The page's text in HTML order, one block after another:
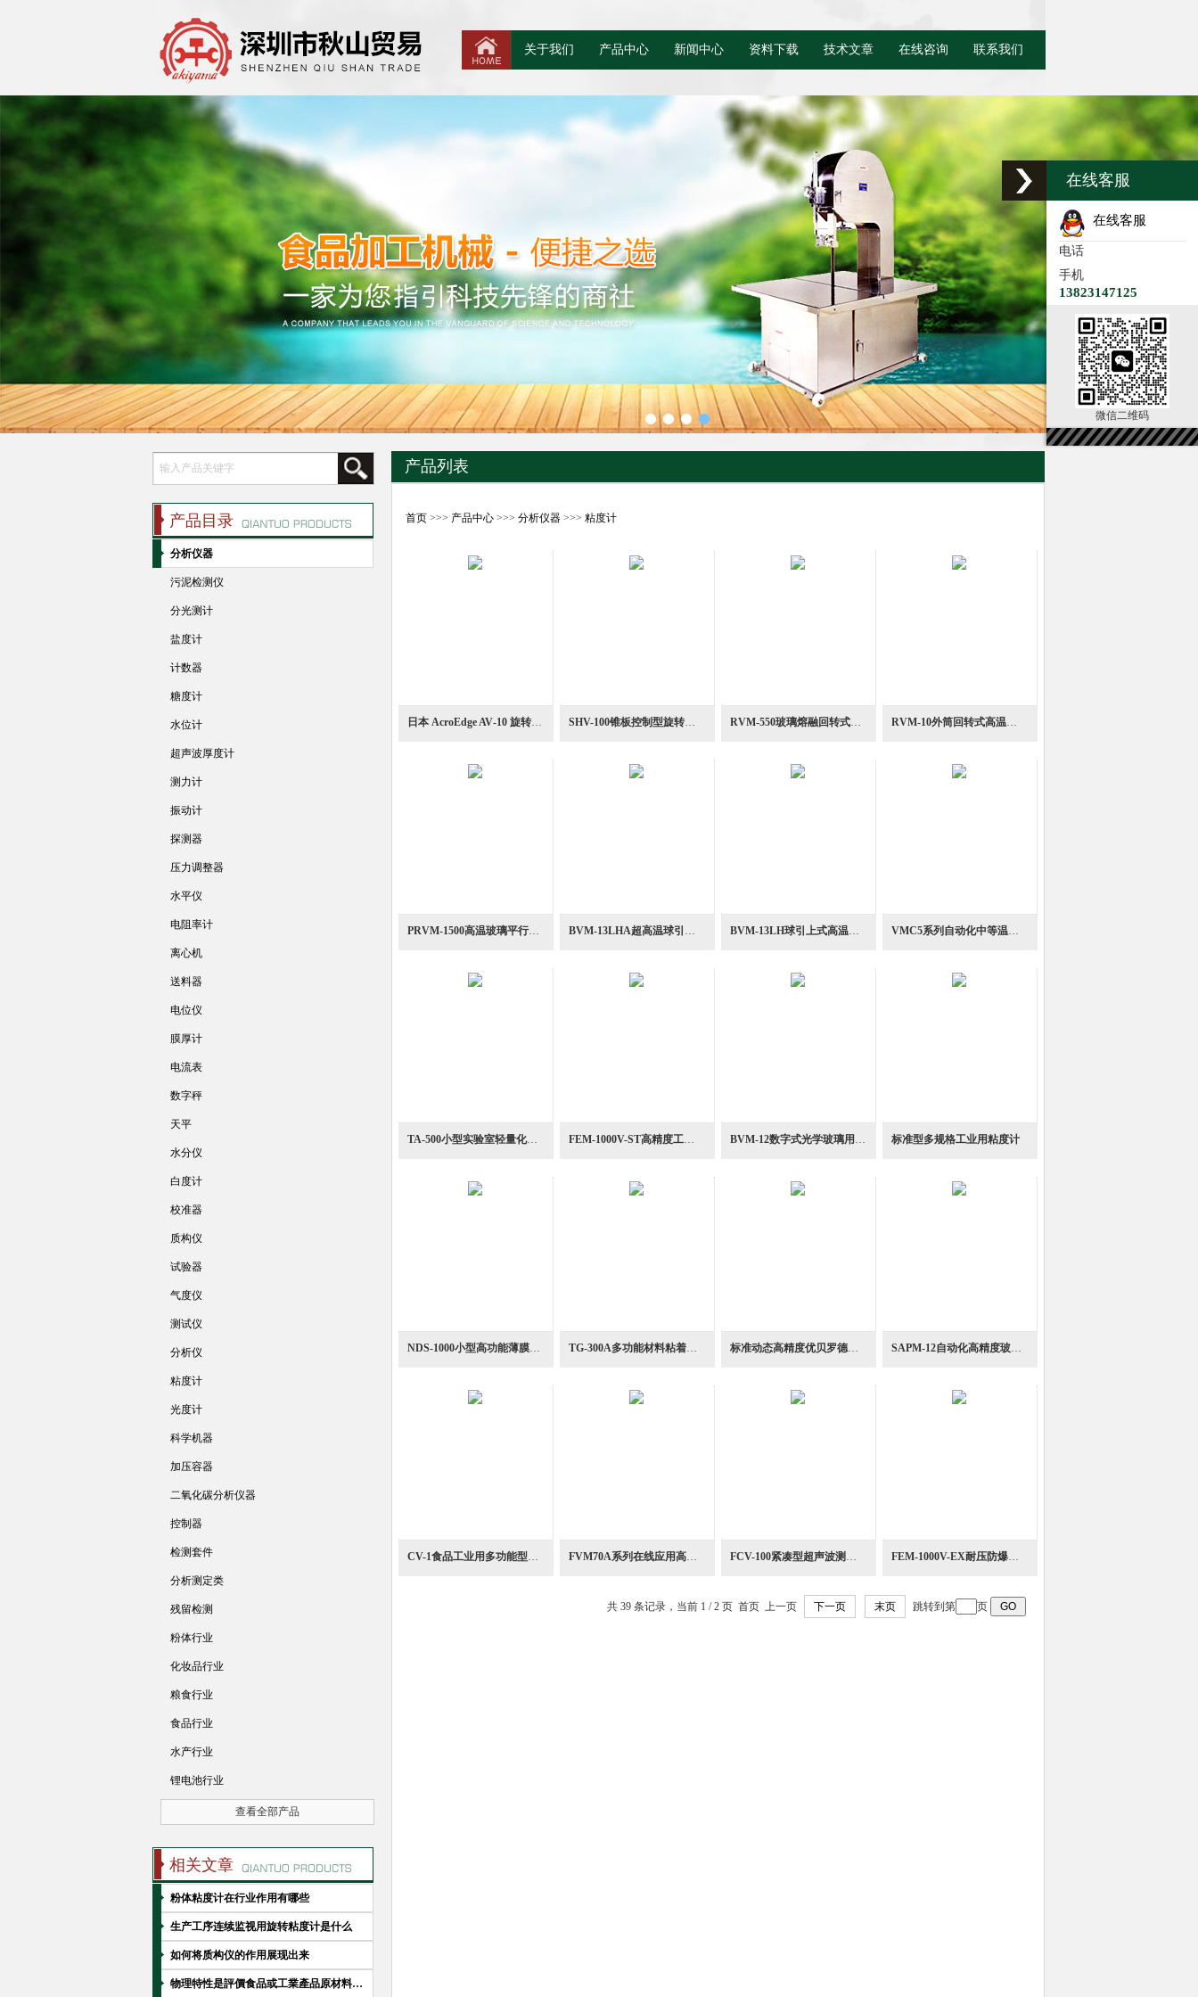
关于我们 产品中心 新闻中心 资料下载 技术文章 在线咨询 联系我们
产品列表
首页 >>> 产品中心 >>>分析仪器 >>>粘度计
日本 AcroEdge AV‑10 旋转粘度计 SHV-100锥板控制型旋转粘度计 RVM-550玻璃熔融回转式高温粘度计 RVM-10外筒回转式高温粘度计
PRVM-1500高温玻璃平行板旋转式粘度计 BVM-13LHA超高温球引上式粘度计 BVM-13LH球引上式高温粘度计 VMC5系列自动化中等温度应用设计粘度测定夹持器
TA-500小型实验室轻量化探针式简易粘度评价粘度计 FEM-1000V-ST高精度工业用于树脂涂料在线振动式粘度计 BVM-12数字式光学玻璃用球形推拉玻璃粘度计 标准型多规格工业用粘度计
NDS-1000小型高功能薄膜固体物动态粘弹性测量装置 TG-300A多功能材料粘着力测定仪台式粘度计 标准动态高精度优贝罗德型粘度计 SAPM-12自动化高精度玻璃应变点粘度计装置
CV-1食品工业用多功能型制锥板粘度计 FVM70A系列在线应用高精度扭振型粘度计 FCV-100紧凑型超声波测量型桌上粘度计 FEM-1000V-EX耐压防爆型高分辨率振动粘度计
共 39 条记录，当前 1 / 2 页 首页 上一页 下一页 末页 跳转到第 页
产品目录
分析仪器
污泥检测仪
分光测计
盐度计
计数器
糖度计
水位计
超声波厚度计
测力计
振动计
探测器
压力调整器
水平仪
电阻率计
离心机
送料器
电位仪
膜厚计
电流表
数字秤
天平
水分仪
白度计
校准器
质构仪
试验器
气度仪
测试仪
分析仪
粘度计
光度计
科学机器
加压容器
二氧化碳分析仪器
控制器
检测套件
分析测定类
残留检测
粉体行业
化妆品行业
粮食行业
食品行业
水产行业
锂电池行业
查看全部产品
相关文章
粉体粘度计在行业作用有哪些
生产工序连续监视用旋转粘度计是什么
如何将质构仪的作用展现出来
物理特性是評價食品或工業產品原材料的必要指標
在线客服
在线客服
电话
手机
13823147125
微信二维码